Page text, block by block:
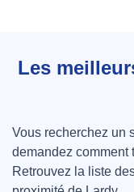
Les
Vous recherchez un
demandez comment
Retrouvez la liste